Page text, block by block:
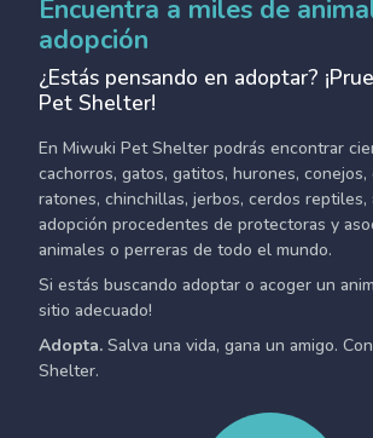
Encuentra a miles de
adopción
¿Estás pensando en adoptar?
Pet Shelter!
En Miwuki Pet Shelter podrás encontrar
cachorros, gatos, gatitos, hurones, conejos,
ratones, chinchillas, jerbos, cerdos reptiles,
adopción procedentes de protectoras y
animales o perreras de todo el mundo.
Si estás buscando adoptar o acoger un
sitio adecuado!
Adopta. Salva una vida, gana un amigo.
Shelter.